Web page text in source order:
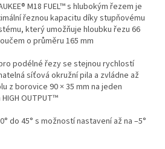
M18 FUEL™s hlubokým řezem je
řeznou kapacitu díky stupňovému
který umožňuje hloubku řezu 66
o průměru 165 mm
podélné řezy se stejnou rychlostí
síťová okružní pila a zvládne až
z borovice 90 × 35 mm na jeden
OUTPUT™
do 45° s možností nastavení až na –5°